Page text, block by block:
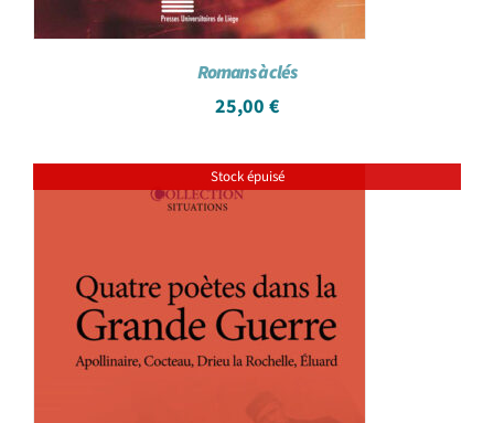
Romans à clés
25,00 €
Stock épuisé